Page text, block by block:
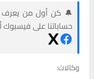
🔔 كن أول من يعرف
حساباتنا على
وكالات: